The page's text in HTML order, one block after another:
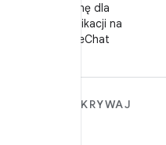
Obserwuj stronę dla
deweloperów aplikacji na
Androida w WeChat
ODKRYWAJ